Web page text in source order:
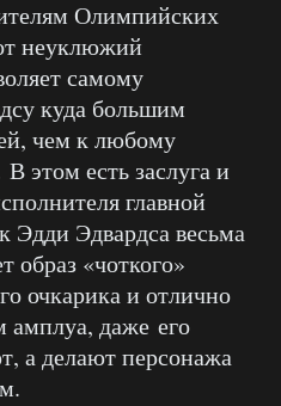
Олимпийских
неуклюжий
самому
куда большим
чем к любому
этом есть заслуга и
главной
Эдди Эдвардса весьма
образ «чоткого»
очкарика и отлично
амплуа, даже его
а делают персонажа